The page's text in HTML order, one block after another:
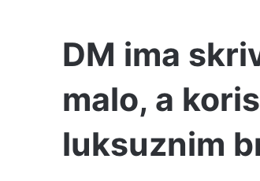
DM ima
malo, a
luksuznim